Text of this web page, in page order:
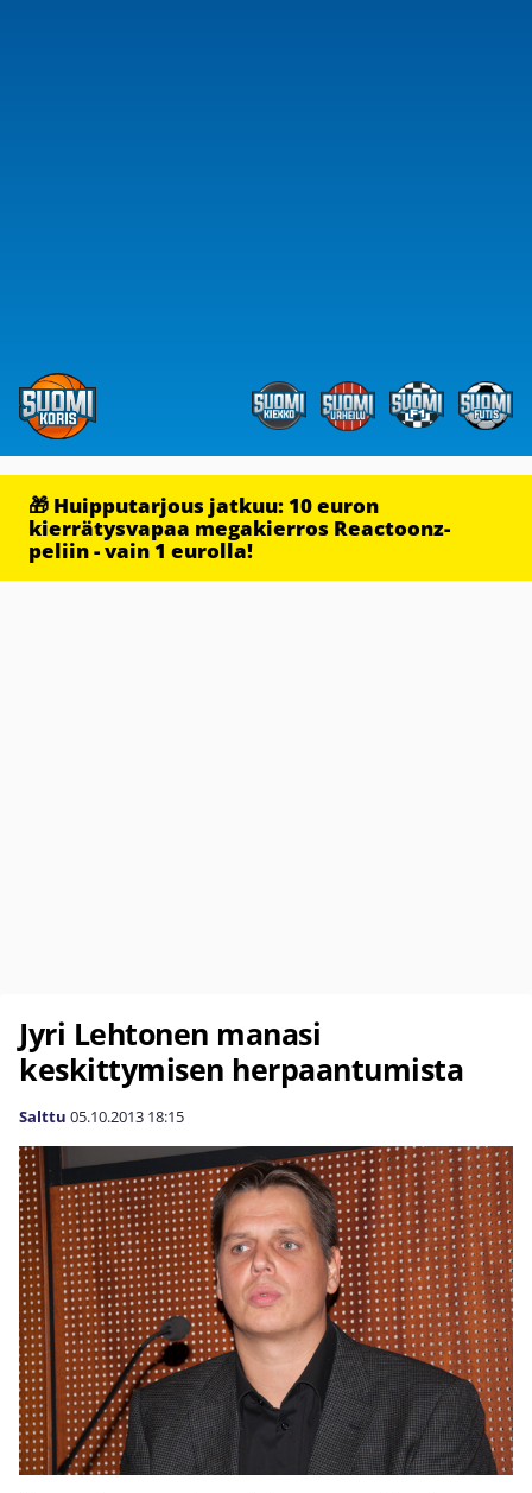
🎁 Huipputarjous jatkuu: 10 euron
kierrätysvapaa megakierros Reactoonz-
peliin - vain 1 eurolla!
Jyri Lehtonen manasi
keskittymisen herpaantumista
Salttu 05.10.2013 18:15